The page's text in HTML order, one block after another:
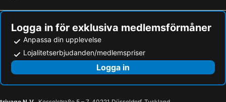
Logga in för exklusiva medlemsförmåner
Anpassa din upplevelse
Lojalitetserbjudanden/medlemspriser
Logga in